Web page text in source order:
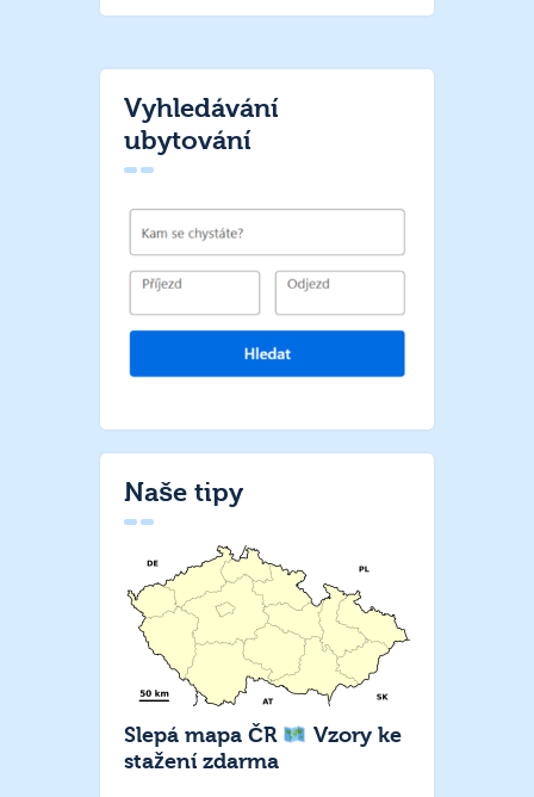
Vyhledávání
ubytování
Naše tipy
Slepá mapa ČR
Vzory ke
stažení zdarma